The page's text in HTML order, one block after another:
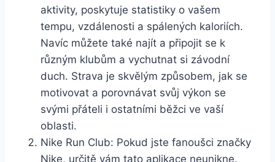
aktivity, poskytuje statistiky o vašem
tempu, vzdálenosti a spálených kaloriích.
Navíc můžete také najít a připojit se k
různým klubům a vychutnat si závodní
duch. Strava je skvělým způsobem, jak se
motivovat a porovnávat svůj výkon se
svými přáteli i ostatními běžci ve vaší
oblasti.
Nike Run Club: Pokud jste fanoušci značky
Nike, určitě vám tato aplikace neunikne.